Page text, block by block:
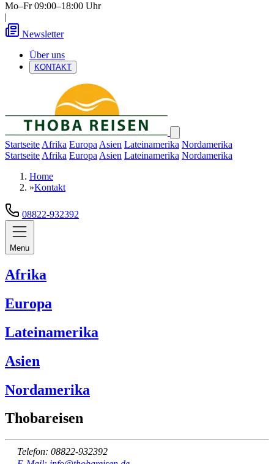
Mo–Fr 09:00–18:00 Uhr
|
Newsletter
Über uns
KONTAKT
Startseite Afrika Europa Asien Lateinamerika Nordamerika
Startseite Afrika Europa Asien Lateinamerika Nordamerika
Home
»Kontakt
08822-932392
Menu
Afrika
Europa
Lateinamerika
Asien
Nordamerika
Thobareisen
Telefon: 08822-932392